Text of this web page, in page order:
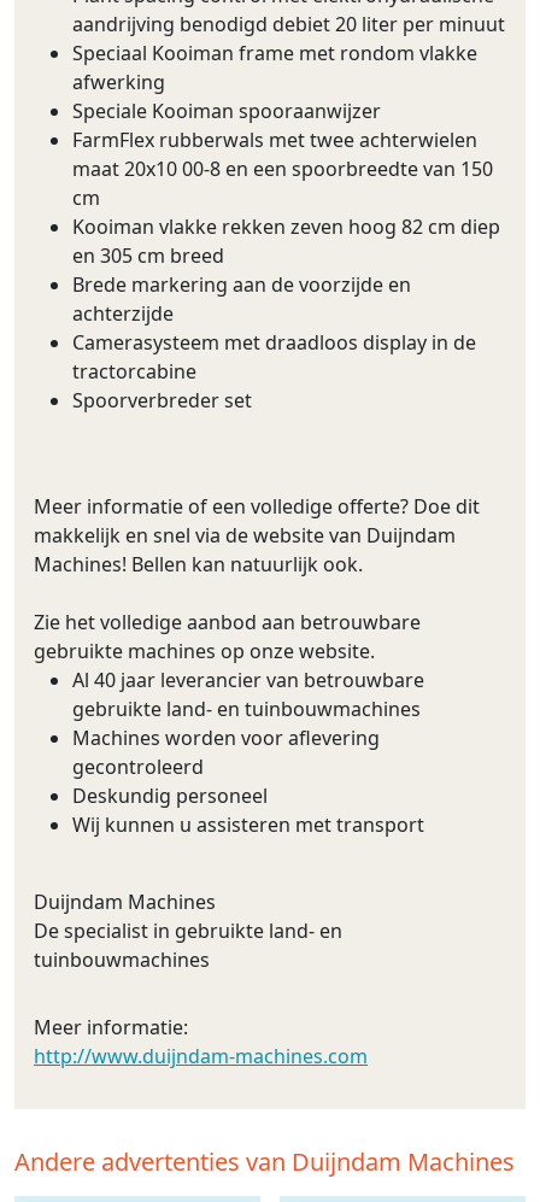
aandrijving benodigd debiet 20 liter per minuut
Speciaal Kooiman frame met rondom vlakke
afwerking
Speciale Kooiman spooraanwijzer
FarmFlex rubberwals met twee achterwielen
maat 20x10 00-8 en een spoorbreedte van 150
cm
Kooiman vlakke rekken zeven hoog 82 cm diep
en 305 cm breed
Brede markering aan de voorzijde en
achterzijde
Camerasysteem met draadloos display in de
tractorcabine
Spoorverbreder set
Meer informatie of een volledige offerte? Doe dit
makkelijk en snel via de website van Duijndam
Machines! Bellen kan natuurlijk ook.
Zie het volledige aanbod aan betrouwbare
gebruikte machines op onze website.
Al 40 jaar leverancier van betrouwbare
gebruikte land- en tuinbouwmachines
Machines worden voor aflevering
gecontroleerd
Deskundig personeel
Wij kunnen u assisteren met transport
Duijndam Machines
De specialist in gebruikte land- en
tuinbouwmachines
Meer informatie:
http://www.duijndam-machines.com
Andere advertenties van Duijndam Machines